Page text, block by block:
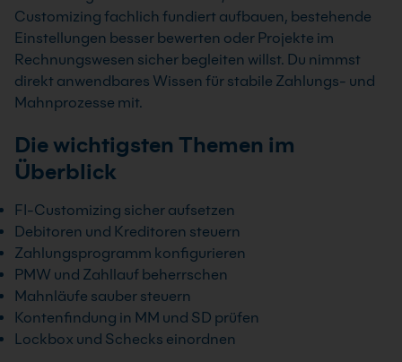
Customizing fachlich fundiert aufbauen, bestehende
Einstellungen besser bewerten oder Projekte im
Rechnungswesen sicher begleiten willst. Du nimmst
direkt anwendbares Wissen für stabile Zahlungs- und
Mahnprozesse mit.
Die wichtigsten Themen im
Überblick
FI-Customizing sicher aufsetzen
Debitoren und Kreditoren steuern
Zahlungsprogramm konfigurieren
PMW und Zahllauf beherrschen
Mahnläufe sauber steuern
Kontenfindung in MM und SD prüfen
Lockbox und Schecks einordnen